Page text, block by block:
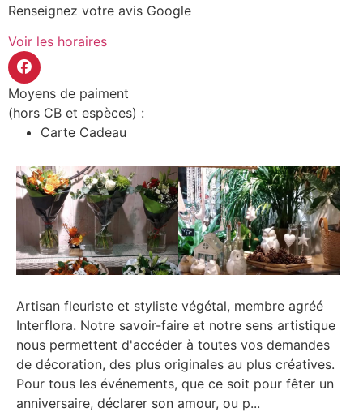
Renseignez votre avis Google
Voir les horaires
Moyens de paiment
(hors CB et espèces) :
Carte Cadeau
Artisan fleuriste et styliste végétal, membre agréé
Interflora. Notre savoir-faire et notre sens artistique
nous permettent d'accéder à toutes vos demandes
de décoration, des plus originales au plus créatives.
Pour tous les événements, que ce soit pour fêter un
anniversaire, déclarer son amour, ou p...